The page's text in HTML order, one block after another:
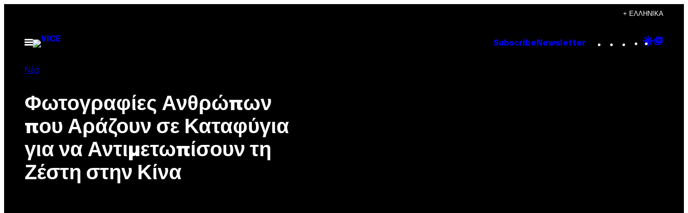
περιεχόμενο
+ ΕΛΛΗΝΙΚΆ
Ανοίξτε
το
Subscribe Newsletter Instagram
TikTok
YouTube
Google
Νέα
Φωτογραφίες Ανθρώπων
που Αράζουν σε Καταφύγια
για να Αντιμετωπίσουν τη
Ζέστη στην Κίνα